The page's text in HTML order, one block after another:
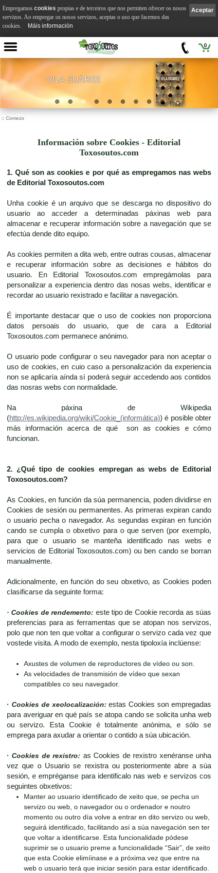
0
VILA SUÁREZ
:: Comezo
Información sobre Cookies - Editorial
Toxosoutos.com
1. Qué son as cookies e por qué as empregamos nas webs
de Editorial Toxosoutos.com
Unha cookie é un arquivo que se descarga no dispositivo do
usuario ao acceder a determinadas páxinas web para
almacenar e recuperar información sobre a navegación que se
efectúa dende dito equipo.
As cookies permiten a dita web, entre outras cousas, almacenar
e recuperar información sobre as decisiones e hábitos do
usuario. En Editorial Toxosoutos.com empregámolas para
personalizar a experiencia dentro das nosas webs, identificar e
recordar ao usuario rexistrado e facilitar a navegación.
É importante destacar que o uso de cookies non proporciona
datos persoais do usuario, que de cara a Editorial
Toxosoutos.com permanece anónimo.
O usuario pode configurar o seu navegador para non aceptar o
uso de cookies, en cuio caso a personalización da experiencia
non se aplicaría aínda sí poderá seguir accedendo aos contidos
das nosras webs con normalidade.
Na páxina de Wikipedia
(http://es.wikipedia.org/wiki/Cookie_(informática)) é posible obter
más información acerca de qué son as cookies e cómo
funcionan.
2. ¿Qué tipo de cookies empregan as webs de
Editorial
Toxosoutos.com?
As Cookies, en función da súa permanencia, poden dividirse en
Cookies de sesión ou permanentes. As primeras expiran cando
o usuario pecha o navegador. As segundas expiran en función
cando se cumpla o obxetivo para o que serven (por exemplo,
para que o usuario se manteña identificado nas webs e
servicios de Editorial Toxosoutos.com) ou ben cando se borran
manualmente.
Adicionalmente, en función do seu obxetivo, as Cookies poden
clasificarse da seguinte forma:
· Cookies de rendemento: este tipo de Cookie recorda as súas
preferencias para as ferramentas que se atopan nos servizos,
polo que non ten que voltar a configurar o servizo cada vez que
vostede visita. A modo de exemplo, nesta tipoloxía inclúense:
Axustes de volumen de reproductores de vídeo ou son.
As velocidades de transmisión de vídeo que sexan
compatibles co seu navegador.
· Cookies de xeolocalización: estas Cookies son empregadas
para averiguar en qué país se atopa cando se solicita unha web
ou servizo. Esta Cookie é totalmente anónima, e sólo se
emprega para axudar a orientar o contido a súa ubicación.
·Cookies de rexistro: as Cookies de rexistro xenéranse unha
vez que o Usuario se rexistra ou posteriormente abre a súa
sesión, e empréganse para identificalo nas web e servizos cos
seguintes obxetivos:
Manter ao usuario identificado de xeito que, se pecha un
servizo ou web, o navegador ou o ordenador e noutro
momento ou outro día volve a entrar en dito servizo ou web,
seguirá identificado, facilitando así a súa navegación sen ter
que voltar a identificarse. Esta funcionalidade pódese
suprimir se o usuario preme a funcionalidade “Sair”, de xeito
que esta Cookie elimíinase e a próxima vez que entre na
web o usuario terá que iniciar sesión para estar identificado.
Aceptar
Empregamos cookies propias e de terceiros que nos permiten ofrecer os nosos
servizos. Ao empregar os nosos servizos, aceptas o uso que facemos das
cookies.
Máis información